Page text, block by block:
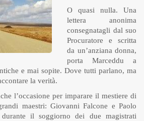
O quasi nulla. Una
lettera anonima
consegnatagli dal suo
Procuratore e scritta
da un’anziana donna,
porta Marceddu a
e mai sopite. Dove tutti parlano, ma
la verità.
l’occasione per imparare il mestiere di
maestri: Giovanni Falcone e Paolo
il soggiorno dei due magistrati